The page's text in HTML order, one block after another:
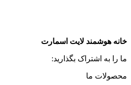
خانه هوشمند لایت اسمارت
ما را به اشتراک بگذارید:
محصولات ما